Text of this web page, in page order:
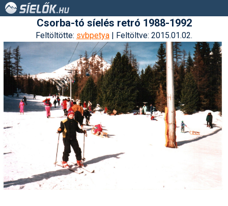
Csorba-tó síelés retró 1988-1992
Feltöltötte: svbpetya | Feltöltve: 2015.01.02.